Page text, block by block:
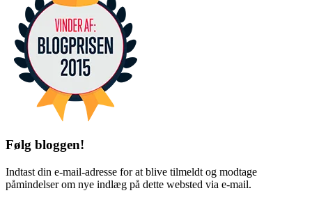
Følg bloggen!
Indtast din e-mail-adresse for at blive tilmeldt og modtage
påmindelser om nye indlæg på dette websted via e-mail.